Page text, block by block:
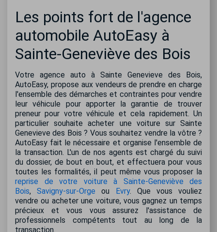
Les points fort de l'agence
automobile AutoEasy à
Sainte-Geneviève des Bois
Votre agence auto à Sainte Genevieve des Bois,
AutoEasy, propose aux vendeurs de prendre en charge
l'ensemble des démarches et contraintes pour vendre
leur véhicule pour apporter la garantie de trouver
preneur pour votre véhicule et cela rapidement. Un
particulier souhaite acheter une voiture sur Sainte
Genevieve des Bois ? Vous souhaitez vendre la vôtre ?
AutoEasy fait le nécessaire et organise l'ensemble de
la transaction. L'un de nos agents est chargé du suivi
du dossier, de bout en bout, et effectuera pour vous
toutes les formalités, il peut même vous proposer la
reprise de votre voiture à Sainte-Geneviève des
Bois,Savigny-sur-Orge ou Evry. Que vous vouliez
vendre ou acheter une voiture, vous gagnez un temps
précieux et vous vous assurez l'assistance de
professionnels compétents tout au long de la
transaction.